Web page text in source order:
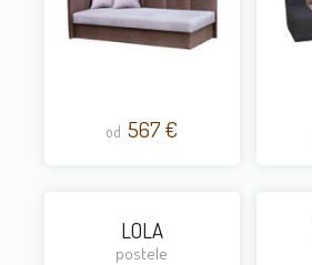
od 567 €
LOLA
postele